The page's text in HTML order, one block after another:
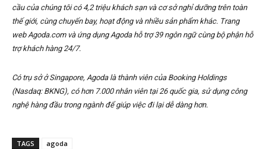
cầu của chúng tôi có 4,2 triệu khách sạn và cơ sở nghỉ dưỡng trên toàn
thế giới, cùng chuyến bay, hoạt động và nhiều sản phẩm khác. Trang
web Agoda.com và ứng dụng Agoda hỗ trợ 39 ngôn ngữ cùng bộ phận hỗ
trợ khách hàng 24/7.
Có trụ sở ở Singapore, Agoda là thành viên của Booking Holdings
(Nasdaq: BKNG), có hơn 7.000 nhân viên tại 26 quốc gia, sử dụng công
nghệ hàng đầu trong ngành để giúp việc đi lại dễ dàng hơn.
TAGS
agoda